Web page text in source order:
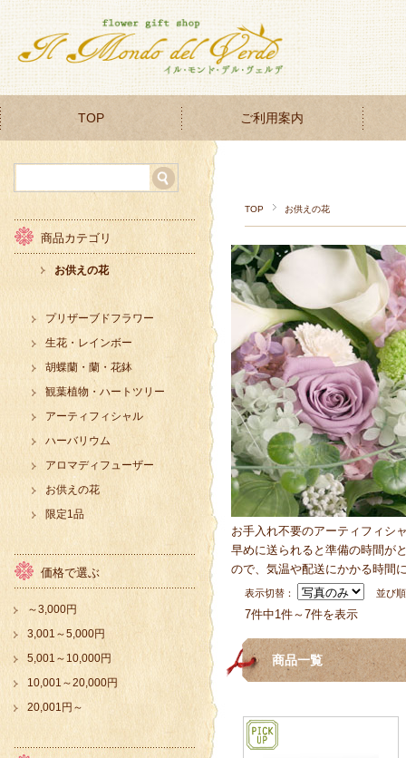
TOP ご利用案内
TOP お供えの花
お手入れ不要のアーティフィシ
早めに送られると準備の時間が
ので、気温や配送にかかる時間
表示切替： 並び
7件中1件～7件を表示
商品一覧
商品カテゴリ
お供えの花
プリザーブドフラワー
生花・レインボー
胡蝶蘭・蘭・花鉢
観葉植物・ハートツリー
アーティフィシャル
ハーバリウム
アロマディフューザー
お供えの花
限定1品
価格で選ぶ
～3,000円
3,001～5,000円
5,001～10,000円
10,001～20,000円
20,001円～